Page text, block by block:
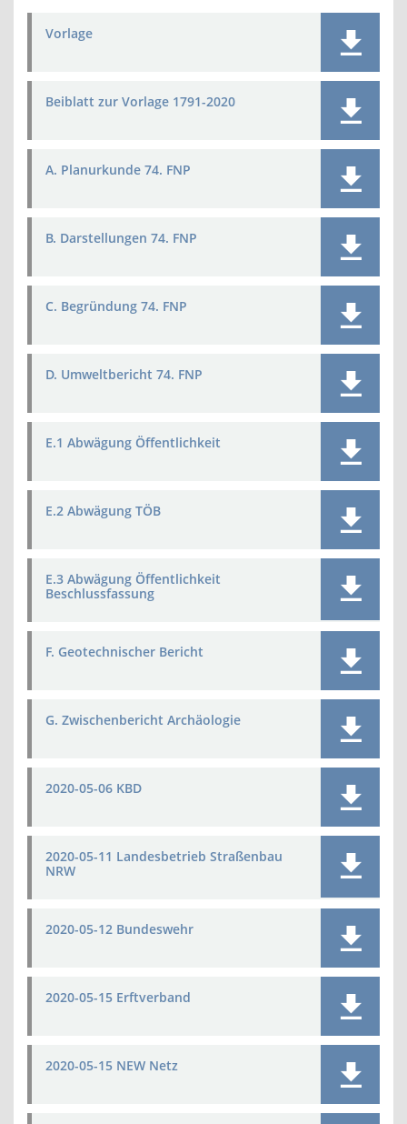
Vorlage
Beiblatt zur Vorlage 1791-2020
A. Planurkunde 74. FNP
B. Darstellungen 74. FNP
C. Begründung 74. FNP
D. Umweltbericht 74. FNP
E.1 Abwägung Öffentlichkeit
E.2 Abwägung TÖB
E.3 Abwägung Öffentlichkeit
Beschlussfassung
F. Geotechnischer Bericht
G. Zwischenbericht Archäologie
2020-05-06 KBD
2020-05-11 Landesbetrieb Straßenbau
NRW
2020-05-12 Bundeswehr
2020-05-15 Erftverband
2020-05-15 NEW Netz